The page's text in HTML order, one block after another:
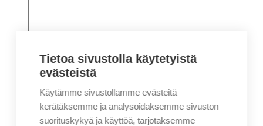
Nimi*
Etunimi
Sukunimi
Tietoa sivustolla käytetyistä
evästeistä
Käytämme sivustollamme evästeitä
kerätäksemme ja analysoidaksemme sivuston
suorituskykyä ja käyttöä, tarjotaksemme